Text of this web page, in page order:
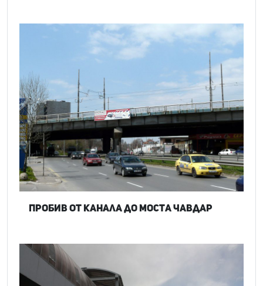
Пробив от Канала до моста Чавдар